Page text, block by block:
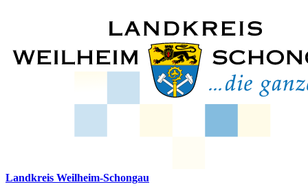
Landkreis Weilheim-Schongau